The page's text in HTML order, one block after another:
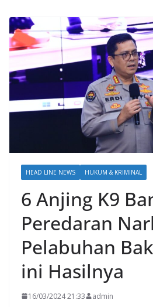
HEAD LINE NEWS HUKUM & KRIMINAL
6 Anjing K9
Peredaran
Pelabuhan
ini Hasilnya
16/03/2024 21:33 admin